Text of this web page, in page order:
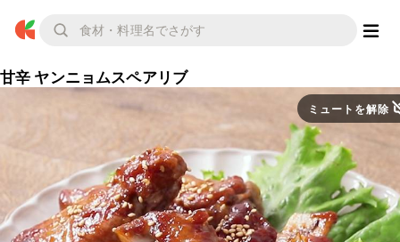
甘辛 ヤンニョムスペアリブ
ミュートを解除